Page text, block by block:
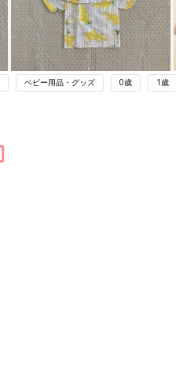
ベビー用品・グッズ 0歳 1歳